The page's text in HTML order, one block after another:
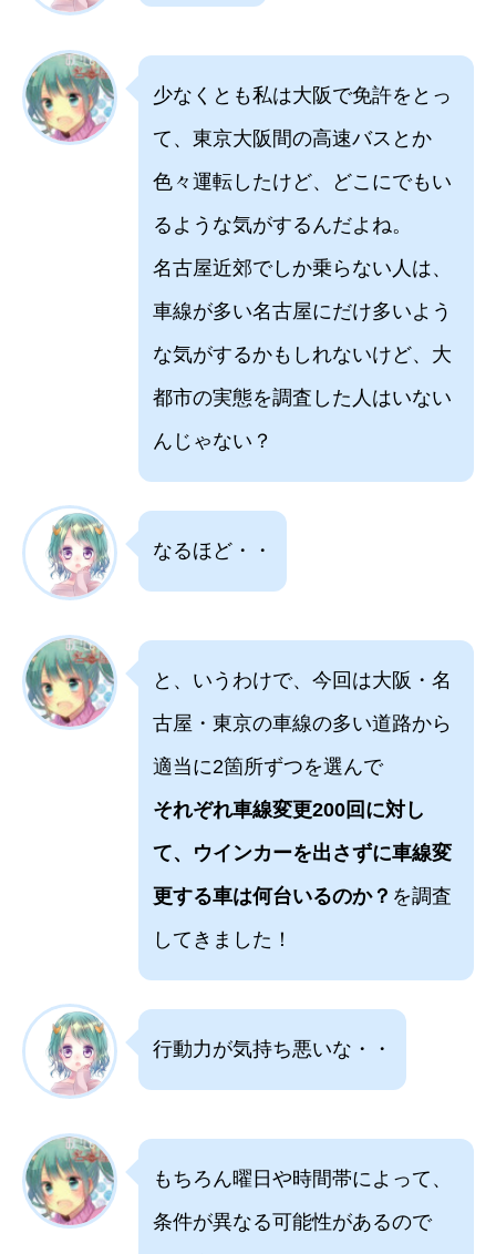
少なくとも私は大阪で免許をとっ
て、東京大阪間の高速バスとか
色々運転したけど、どこにでもい
るような気がするんだよね。
名古屋近郊でしか乗らない人は、
車線が多い名古屋にだけ多いよう
な気がするかもしれないけど、大
都市の実態を調査した人はいない
んじゃない？
なるほど・・
と、いうわけで、今回は大阪・名
古屋・東京の車線の多い道路から
適当に2箇所ずつを選んで
それぞれ車線変更200回に対し
て、ウインカーを出さずに車線変
更する車は何台いるのか？ を調査
してきました！
行動力が気持ち悪いな・・
もちろん曜日や時間帯によって、
条件が異なる可能性があるので